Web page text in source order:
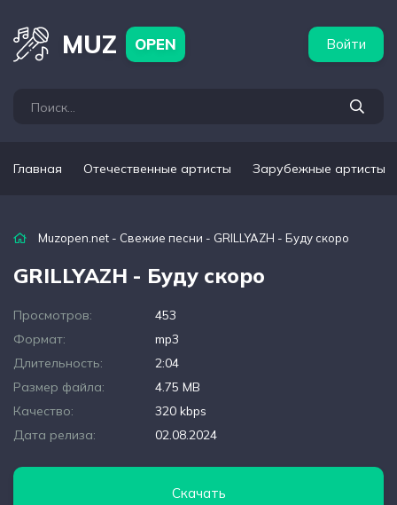
MUZ OPEN Войти
Главная Отечественные артисты Зарубежные артисты
Muzopen.net - Свежие песни - GRILLYAZH - Буду скоро
GRILLYAZH - Буду скоро
Просмотров:
453
Формат:
mp3
Длительность:
2:04
Размер файла:
4.75 MB
Качество:
320 kbps
Дата релиза:
02.08.2024
Скачать
артисты Популярные подборки